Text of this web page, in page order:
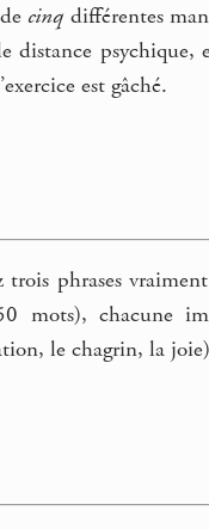
cinq différentes
distance psychique,
est gâché.
trois phrases
mots), chacune
le chagrin, la